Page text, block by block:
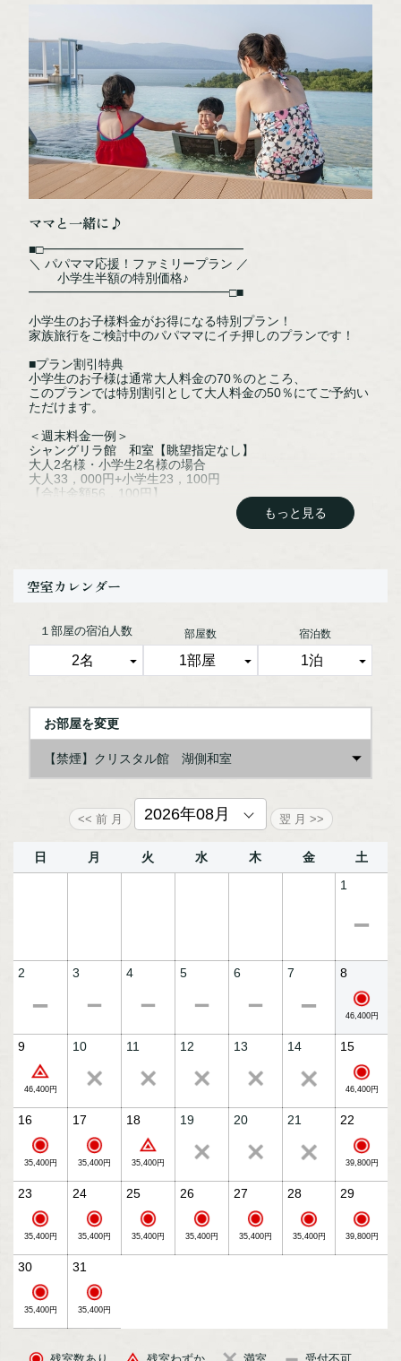
NPO法人阿寒観光協会まちづくり推進機
阿寒湖まりむ館観光インフォメーションセンター
〒085-0467
TEL：0154-67-3200
［営業時間］ 9:00～18:00
NPO法人阿寒観光協会まちづくり推進機構オフィシャルサイトはこちら
ご宿泊のキャンセル
お問い合わせ
プライバシーポリシー
ママと一緒に♪
■□━━━━━━━━━━━━━━━━
＼ パパママ応援！ファミリープラン ／
小学生半額の特別価格♪
━━━━━━━━━━━━━━━━□■
小学生のお子様料金がお得になる特別プラン！
家族旅行をご検討中のパパママにイチ押しのプランです！
■プラン割引特典
小学生のお子様は通常大人料金の70％のところ、
このプランでは特別割引として大人料金の50％にてご予約い
ただけます。
＜週末料金一例＞
シャングリラ館 和室【眺望指定なし】
大人2名様・小学生2名様の場合
大人33，000円+小学生23，100円
【合計金額56，100円】
なんと6，300円お得に！
■夕食
地元阿寒・釧路の名物も楽しめる和洋中80種以上の北海道ビ
ュッフェ。
旨みたっぷりの魚介出汁にじっくり漬け込んだ「くしろザン
一人鍋風に自分で焼いて召し上がる「ジンギスカン（タレ、
塩）」
季節の味覚をたっぷり詰め込んだ幸せ溢れ出る「釜飯」
ライブキッチンでの出来立てメニューも食欲を一層引き立て
ます。
当ホテル自慢のビュッフェを思う存分お愉しみください。
海の幸を好きなだけ盛り放題の「オリジナル海鮮丼」や、
などが人気の朝食ビュッフェ。
定番メニューはもちろん、北海道らしいメニューも取り揃
朝日の差し込む空間で優雅なひとときをお過ごしください。
※混雑時には、夕食・朝食共に交代制（2部制）とさせて頂
■ホテル自慢のスパ
四季折々に美しい阿寒湖を望む眺望はホテルの自慢でござい
阿寒湖との一体感を味わう天空ガーデンスパも。
※飲食・撮影は禁止です。
※脱衣場内に設置されている湯あみ着か、水着の着用が必要
です
■ご連泊の場合、清掃スタッフはお部屋へ入室はせずに、ア
メニティをドアノブにかけさせていただいております。
詳細は公式HPお知らせをご確認下さい。
※この商品は、個人利用のお客様を対象とした宿泊プランと
なっております。
旅行代理店、ランドオペレーター等、再販、転売を目的とし
たご予約はお受けできません。
もっと見る
空室カレンダー
１部屋の宿泊人数 部屋数 宿泊数
お部屋を変更
【禁煙】クリスタル館 湖側和室
日 月 火 水 木 金
土
1
2 3 4 5 6 7 8
46,400円
9
46,400円
10 11 12 13 14 15
46,400円
16
35,400円
17
35,400円
18
35,400円
19 20 21 22
39,800円
23
35,400円
24
35,400円
25
35,400円
26
35,400円
27
35,400円
28
35,400円
29
39,800円
30
35,400円
31
35,400円